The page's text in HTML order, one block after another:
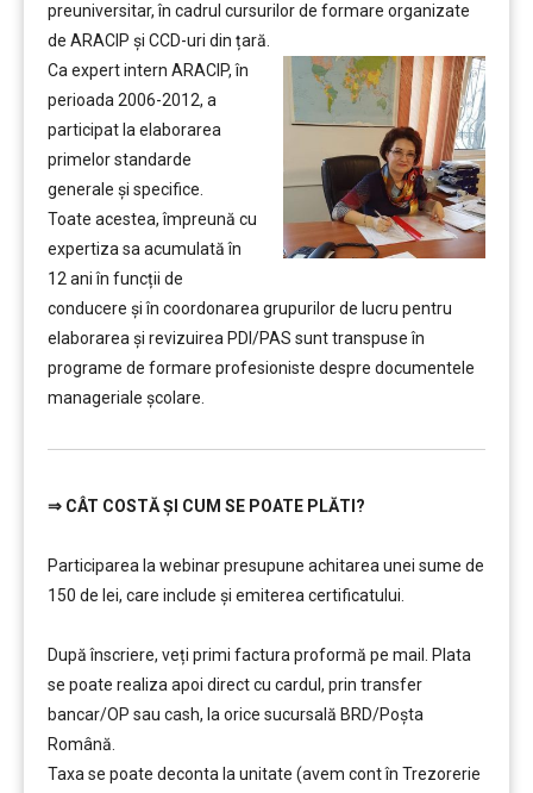
preuniversitar, în cadrul cursurilor de formare organizate
de ARACIP şi CCD-uri din țară.
Ca expert intern ARACIP, în
perioada 2006-2012, a
participat la elaborarea
primelor standarde
generale şi specifice.
Toate acestea, împreună cu
expertiza sa acumulată în
12 ani în funcții de
conducere şi în coordonarea grupurilor de lucru pentru
elaborarea şi revizuirea PDI/PAS sunt transpuse în
programe de formare profesioniste despre documentele
manageriale şcolare.
⇒ CÂT COSTĂ ȘI CUM SE POATE PLĂTI?
Participarea la webinar presupune achitarea unei sume de
150 de lei, care include şi emiterea certificatului.
După înscriere, veți primi factura proformă pe mail. Plata
se poate realiza apoi direct cu cardul, prin transfer
bancar/OP sau cash, la orice sucursală BRD/Poșta
Română.
Taxa se poate deconta la unitate (avem cont în Trezorerie